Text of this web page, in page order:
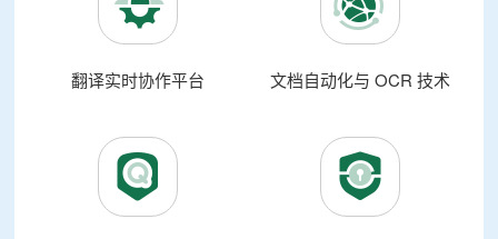
翻译实时协作平台 文档自动化与 OCR 技术